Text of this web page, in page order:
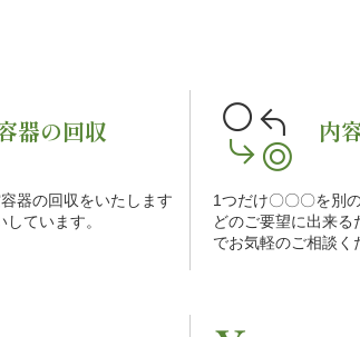
器の回収
器の回収をいたします
ています。
内
1つだけ〇〇〇を別
どのご要望に出来
でお気軽のご相談く